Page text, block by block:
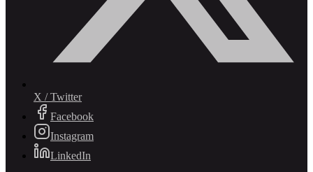
X / Twitter
Facebook
Instagram
LinkedIn